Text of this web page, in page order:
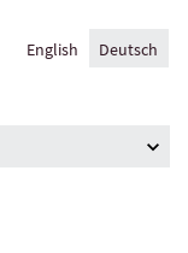
English Deutsch